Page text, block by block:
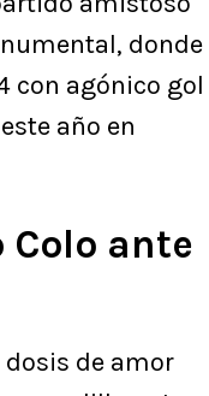
donde
con agónico gol
año en
ante
de amor